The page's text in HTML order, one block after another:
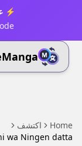
⚡
Home
اكتشف
wa Ningen datta